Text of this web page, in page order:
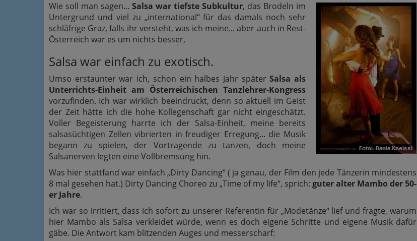
Wie soll man sagen... Salsa war tiefste Subkultur, das Brodeln im
Untergrund und viel zu „international“ für das damals noch sehr
schläfrige Graz, falls ihr versteht, was ich meine... aber auch in Rest-
Österreich war es um nichts besser,
Salsa war einfach zu exotisch.
Umso erstaunter war ich, schon ein halbes Jahr späterSalsa als
Unterrichts-Einheit am Österreichischen Tanzlehrer-Kongress
vorzufinden. Ich war wirklich beeindruckt, denn so aktuell im Geist
der Zeit hätte ich die hohe Kollegenschaft gar nicht eingeschätzt.
Voller Begeisterung harrte ich der Salsa-Einheit, meine bereits
salsasüchtigen Zellen vibrierten in freudiger Erregung... die Musik
begann zu spielen, der Vortragende zu tanzen, doch meine
Salsanerven legten eine Vollbremsung hin.
Was hier stattfand war einfach „Dirty Dancing“ ( ja genau, der Film den jede Tänzerin mindestens
8 mal gesehen hat.) Dirty Dancing Choreo zu „Time of my life“, sprich: guter alter Mambo der 50-
er Jahre.
Ich war so irritiert, dass ich sofort zu unserer Referentin für „Modetänze“ lief und fragte, warum
hier Mambo als Salsa verkleidet würde, wenn es doch eigene Schritte und eigene Musik dafür
gäbe. Die Antwort kam blitzenden Auges und messerscharf: